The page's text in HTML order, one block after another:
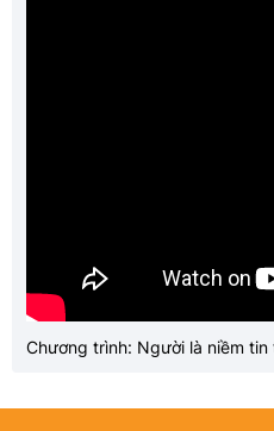
Chương trình: Người là niềm tin